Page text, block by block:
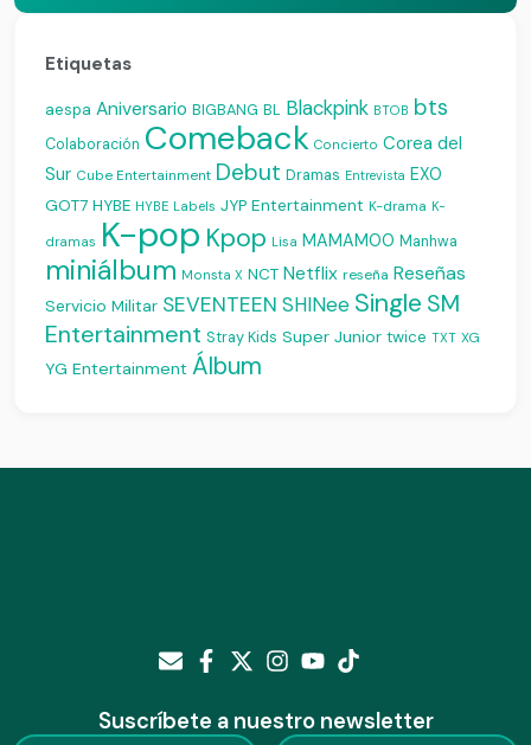
Etiquetas
aespa Aniversario BIGBANG BL Blackpink BTOB bts
Colaboración Comeback Concierto Corea del
Sur Cube Entertainment Debut Dramas Entrevista EXO
GOT7 HYBE HYBE Labels JYP Entertainment K-drama K-
dramas K-pop Kpop Lisa MAMAMOO Manhwa
miniálbum Monsta X NCT Netflix reseña Reseñas
Servicio Militar SEVENTEEN SHINee Single SM
Entertainment Stray Kids Super Junior twice TXT XG
YG Entertainment Álbum
Suscríbete a nuestro newsletter